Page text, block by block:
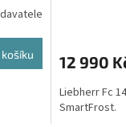
košíku 12 990
Liebherr Fc
SmartFrost.